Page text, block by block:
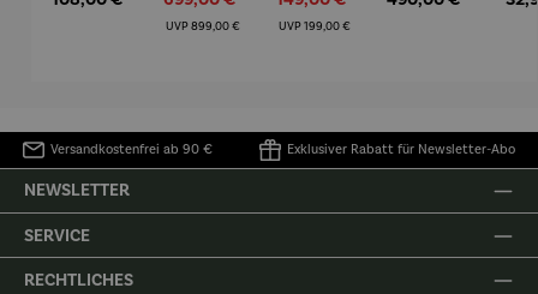
UVP Regulärer Preis:
899,00 € UVPRegulärer Preis:
199,00 €
Versandkostenfrei ab 90 € Exklusiver Rabatt für Newsletter-Abo
NEWSLETTER
SERVICE
RECHTLICHES